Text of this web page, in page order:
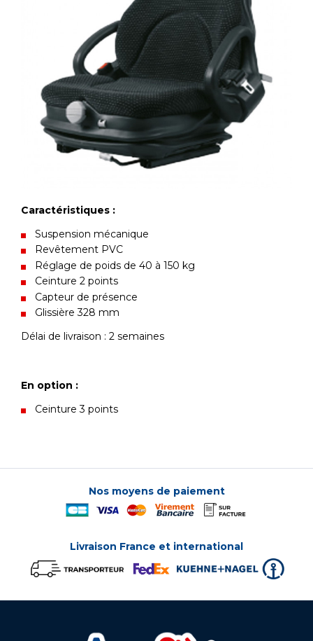
Caractéristiques :
Suspension mécanique
Revêtement PVC
Réglage de poids de 40 à 150 kg
Ceinture 2 points
Capteur de présence
Glissière 328 mm
Délai de livraison : 2 semaines
En option :
Ceinture 3 points
Nos moyens de paiement
Livraison France et international